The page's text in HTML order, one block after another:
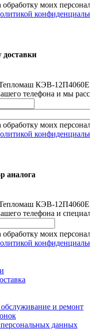
обработку моих
доставки
Тепломаш КЭВ-12П4060Е
телефона и мы
обработку моих
аналога
Тепломаш КЭВ-12П4060Е
телефона и
обработку моих
обслуживание и ремонт
данных